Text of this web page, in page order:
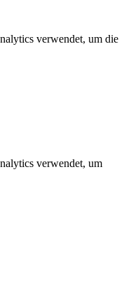
verwendet, um die
verwendet, um